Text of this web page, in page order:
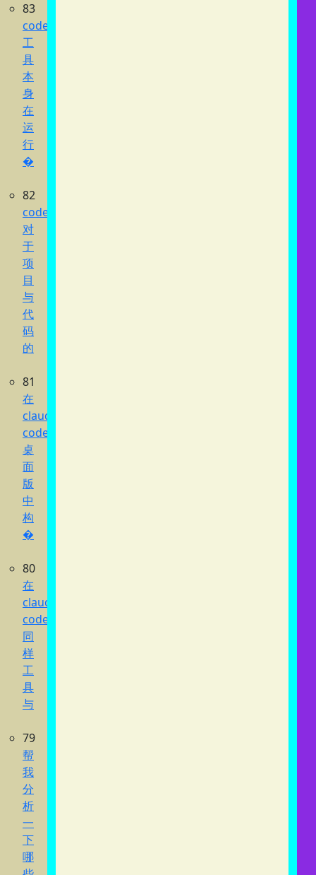
83
codex
工
具
本
身
在
运
行
�
82
codex
对
于
项
目
与
代
码
的
81
在
claude
code
桌
面
版
中
构
�
80
在
claude
code
同
样
工
具
与
79
帮
我
分
析
一
下
哪